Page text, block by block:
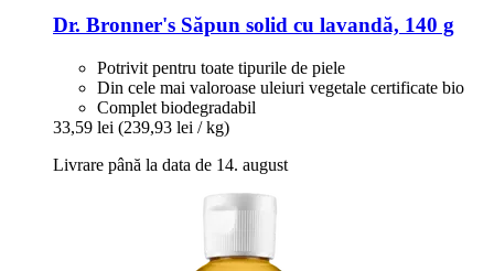
Dr. Bronner's Săpun solid cu lavandă, 140 g
Potrivit pentru toate tipurile de piele
Din cele mai valoroase uleiuri vegetale certificate bio
Complet biodegradabil
33,59 lei (239,93 lei / kg)
Livrare până la data de 14. august